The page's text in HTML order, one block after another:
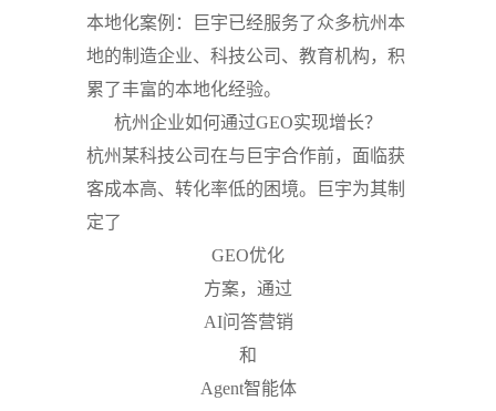
本地化案例 ：巨宇已经服务了众多杭州本
地的制造企业、科技公司、教育机构，积
累了丰富的本地化经验。
杭州企业如何通过GEO实现增长？
杭州某科技公司在与巨宇合作前，面临获
客成本高、转化率低的困境。巨宇为其制
定了
GEO优化
方案，通过
AI问答营销
和
Agent智能体